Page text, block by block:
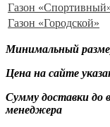
Газон
Газон «Городской»
Минимальный
Цена на сайте
Сумму доставки до
менеджера